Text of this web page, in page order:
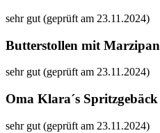
sehr gut (geprüft am 23.11.2024)
Butterstollen mit Marzipan
sehr gut (geprüft am 23.11.2024)
Oma Klara´s Spritzgebäck
sehr gut (geprüft am 23.11.2024)